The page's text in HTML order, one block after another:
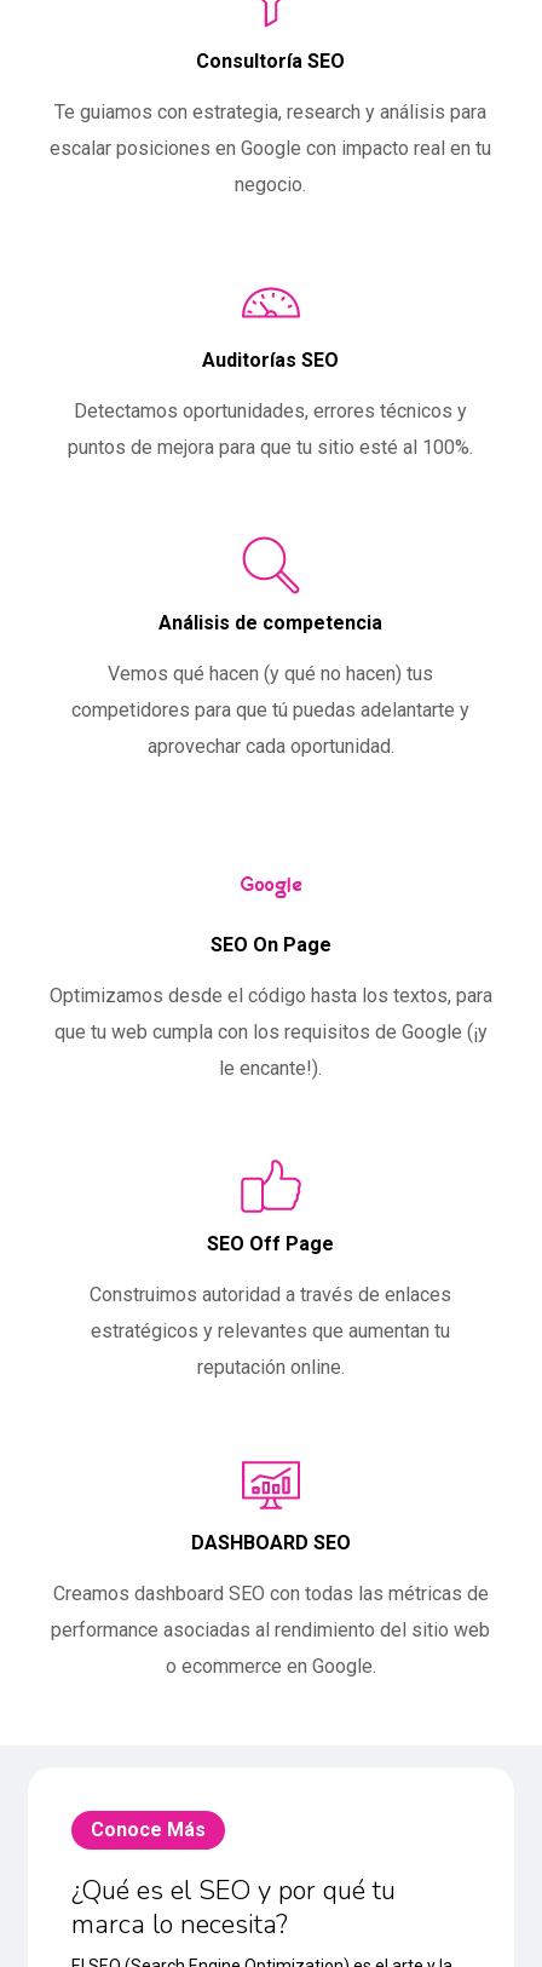
Consultoría SEO
Te guiamos con estrategia, research y análisis para
escalar posiciones en Google con impacto real en tu
negocio.
Auditorías SEO
Detectamos oportunidades, errores técnicos y
puntos de mejora para que tu sitio esté al 100%.
Análisis de competencia
Vemos qué hacen (y qué no hacen) tus
competidores para que tú puedas adelantarte y
aprovechar cada oportunidad.
SEO On Page
Optimizamos desde el código hasta los textos, para
que tu web cumpla con los requisitos de Google (¡y
le encante!).
SEO Off Page
Construimos autoridad a través de enlaces
estratégicos y relevantes que aumentan tu
reputación online.
DASHBOARD SEO
Creamos dashboard SEO con todas las métricas de
performance asociadas al rendimiento del sitio web
o ecommerce en Google.
Conoce Más
¿Qué es el SEO y por qué tu
marca lo necesita?